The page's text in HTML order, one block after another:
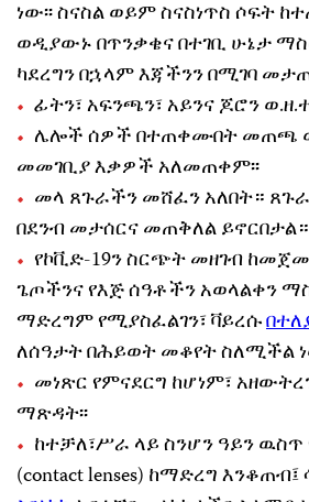
ነው፡፡ ስናስል ወይም ስናስነጥስ ሶፍት
ወዲያውኑ በጥንቃቄና በተገቢ ሁኔታ
ካደረግን በኋላም እጃችንን በሚገባ
ፊትን፣ አፍንጫን፣ አይንና ጆሮን
ሌሎች ሰዎች በተጠቀሙበት መጠጫ
መመገቢያ እቃዎች አለመጠቀም፡፡
መላ ጸጉራችን መሸፈን አለበት።
በደንብ መታሰርና መጠቅለል ይኖርበታል።
የኮቪድ-19ን ስርጭት መዘገብ
ጌጦችንና የእጅ ሰዓቶችን አወላልቀን
ማድረግም የሚያስፈልገን፣ ቫይረሱ
ለሰዓታት በሕይወት መቆየት ስለሚችል
መነጽር የምናደርግ ከሆነም፣
ማጽዳት፡፡
ከተቻለ፣ሥራ ላይ ስንሆን ዓይን
(contact lenses) ከማድረግ